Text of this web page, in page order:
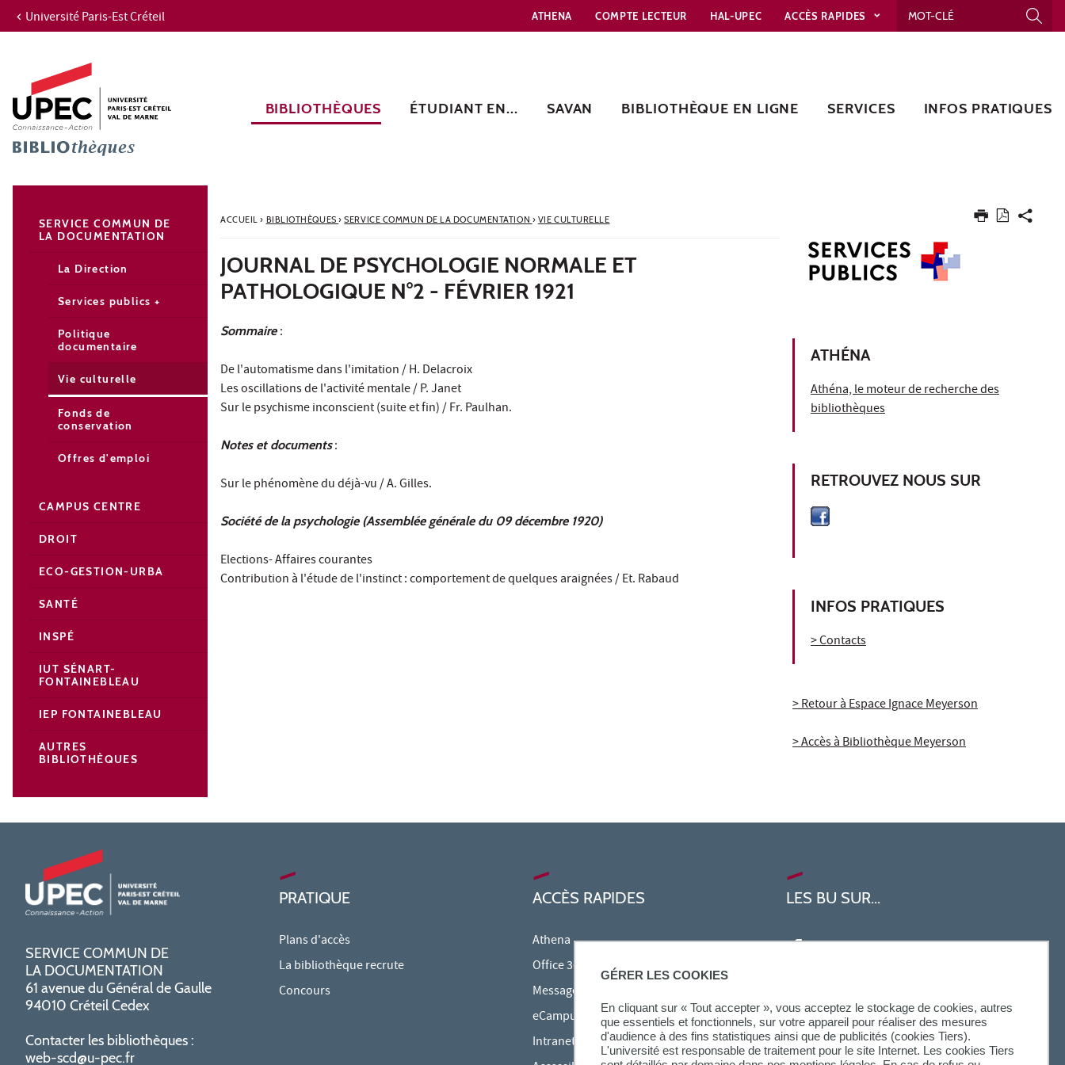
GÉRER LES COOKIES
En cliquant sur « Tout accepter », vous acceptez le stockage de cookies, autres
que essentiels et fonctionnels, sur votre appareil pour réaliser des mesures
d'audience à des fins statistiques ainsi que de publicités (cookies Tiers).
L'université est responsable de traitement pour le site Internet. Les cookies Tiers
Aller au contenu
Recherche
Navigation secondaire
Université Paris-Est Créteil ATHENA COMPTE LECTEUR HAL-UPEC ACCÈS RAPIDES
BIBLIOTHÈQUES ÉTUDIANT EN... SAVAN BIBLIOTHÈQUE EN LIGNE SERVICES INFOS PRATIQUES
ACCUEIL› BIBLIOTHÈQUES› SERVICE COMMUN DE LA DOCUMENTATION › VIE CULTURELLE
JOURNAL DE PSYCHOLOGIE NORMALE ET
PATHOLOGIQUE N°2 - FÉVRIER 1921
Sommaire :
De l'automatisme dans l'imitation / H. Delacroix
Les oscillations de l'activité mentale / P. Janet
Sur le psychisme inconscient (suite et fin) / Fr. Paulhan.
Notes et documents:
Sur le phénomène du déjà-vu / A. Gilles.
Société de la psychologie (Assemblée générale du 09 décembre 1920)
Elections- Affaires courantes
Contribution à l'étude de l'instinct : comportement de quelques araignées / Et. Rabaud
ATHÉNA
Athéna, le moteur de recherche des
bibliothèques
RETROUVEZ NOUS SUR
INFOS PRATIQUES
> Contacts
> Retour à Espace Ignace Meyerson
> Accès à Bibliothèque Meyerson
SERVICE COMMUN DE
LA DOCUMENTATION
La Direction
Services publics +
Politique
documentaire
Vie culturelle
Fonds de
conservation
Offres d'emploi
CAMPUS CENTRE
DROIT
ECO-GESTION-URBA
SANTÉ
INSPÉ
IUT SÉNART-
FONTAINEBLEAU
IEP FONTAINEBLEAU
AUTRES
BIBLIOTHÈQUES
SERVICE COMMUN DE
LA DOCUMENTATION
61 avenue du Général de Gaulle
94010 Créteil Cedex
Contacter les bibliothèques :
web-scd@u-pec.fr
PRATIQUE
Plans d'accès
La bibliothèque recrute
Concours
ACCÈS RAPIDES
Athena
Office 365
Messagerie étudiante
eCampus
Intranet des personnels
LES BU SUR...